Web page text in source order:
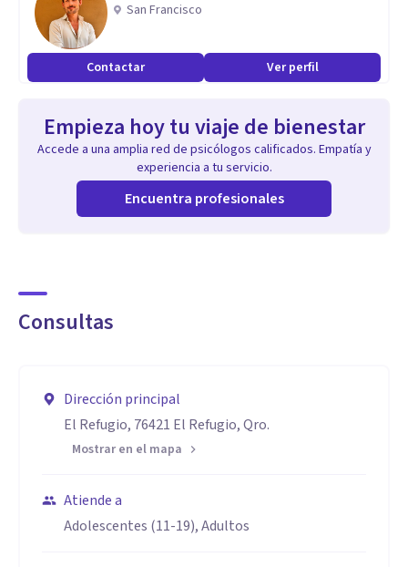
San Francisco
Contactar Ver perfil
Empieza hoy tu viaje de bienestar
Accede a una amplia red de psicólogos calificados. Empatía y
experiencia a tu servicio.
Encuentra profesionales
Consultas
Dirección principal
El Refugio, 76421 El Refugio, Qro.
Mostrar en el mapa
Atiende a
Adolescentes (11-19), Adultos